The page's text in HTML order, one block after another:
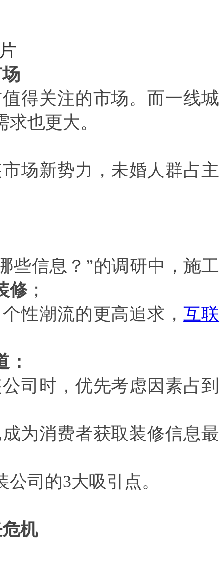
得关注的市场。而一线城
也更大。
场新势力，未婚人群占主
些信息？ ”的调研中，施工
修；
性潮流的更高追求，互联
司时，优先考虑因素占到
为消费者获取装修信息最
公司的3大吸引点。
机